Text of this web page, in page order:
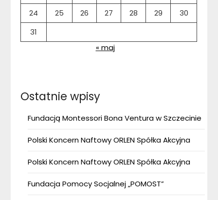
24
25 26 27 28 29
30
31
« maj
Ostatnie wpisy
Fundacją Montessori Bona Ventura w Szczecinie
Polski Koncern Naftowy ORLEN Spółka Akcyjna
Polski Koncern Naftowy ORLEN Spółka Akcyjna
Fundacja Pomocy Socjalnej „POMOST”